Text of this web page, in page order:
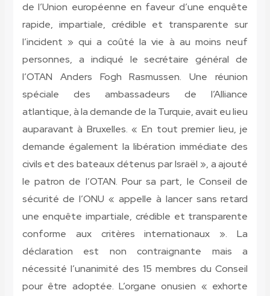
de l’Union européenne en faveur d’une enquête
rapide, impartiale, crédible et transparente sur
l’incident » qui a coûté la vie à au moins neuf
personnes, a indiqué le secrétaire général de
l’OTAN Anders Fogh Rasmussen. Une réunion
spéciale des ambassadeurs de l’Alliance
atlantique, à la demande de la Turquie, avait eu lieu
auparavant à Bruxelles. « En tout premier lieu, je
demande également la libération immédiate des
civils et des bateaux détenus par Israël », a ajouté
le patron de l’OTAN. Pour sa part, le Conseil de
sécurité de l’ONU « appelle à lancer sans retard
une enquête impartiale, crédible et transparente
conforme aux critères internationaux ». La
déclaration est non contraignante mais a
nécessité l’unanimité des 15 membres du Conseil
pour être adoptée. L’organe onusien « exhorte